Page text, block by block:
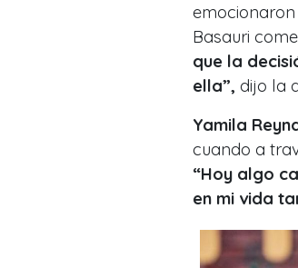
Basauri
que la
ella”, dijo la
Yamila
cuando a
“Hoy algo
en mi vida